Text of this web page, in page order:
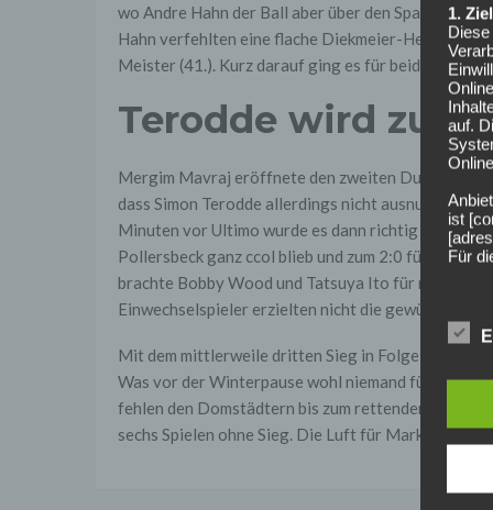
wo Andre Hahn der Ball aber über den Spann
Hahn verfehlten eine flache Diekmeier-
Meister (41.). Kurz darauf ging es für beide Teams
Terodde wird zum
Mergim Mavraj eröffnete den zweiten Durchgang
dass Simon Terodde allerdings nicht ausnutzen
Minuten vor Ultimo wurde es dann richtig eng für
Pollersbeck ganz ccol blieb und zum 2:0 für die
brachte Bobby Wood und Tatsuya Ito für mehr
Einwechselspieler erzielten nicht die gewünschte
Mit dem mittlerweile dritten Sieg in Folge rückt der
Was vor der Winterpause wohl niemand für
fehlen den Domstädtern bis zum rettenden Ufer –
sechs Spielen ohne Sieg. Die Luft für Markus
1.
auf.
ist
Für